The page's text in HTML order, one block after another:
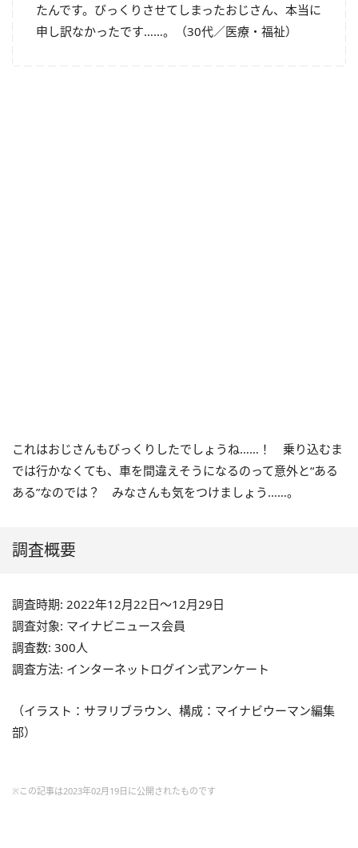
たんです。びっくりさせてしまったおじさん、本当に
申し訳なかったです……。（30代／医療・福祉）
これはおじさんもびっくりしたでしょうね……！ 乗り込むま
では行かなくても、車を間違えそうになるのって意外と“ある
ある”なのでは？ みなさんも気をつけましょう……。
調査概要
調査時期: 2022年12月22日～12月29日
調査対象: マイナビニュース会員
調査数: 300人
調査方法: インターネットログイン式アンケート
（イラスト：サヲリブラウン、構成：マイナビウーマン編集
部）
※この記事は2023年02月19日に公開されたものです